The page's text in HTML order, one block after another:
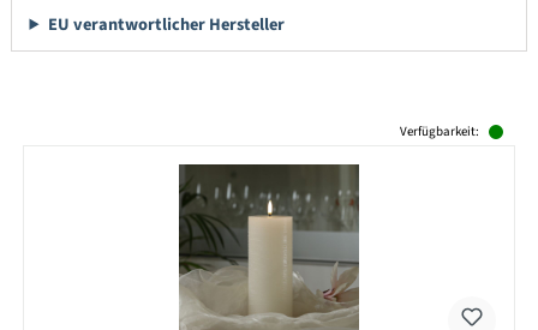
EU verantwortlicher Hersteller
Verfügbarkeit: